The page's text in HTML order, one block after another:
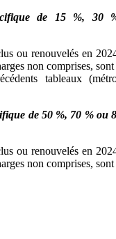
de 15 %, 30
ou renouvelés en
non comprises,
tableaux
de 50 %, 70 % ou
ou renouvelés en
non comprises,